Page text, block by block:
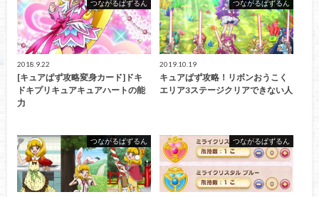
つながるぱずるん
2018.9.22
[キュアぱず攻略変身カード]ドキ
ドキプリキュアキュアハートの能
力
つながるぱずるん
2019.10.19
キュアぱず攻略！リボンおうこく
エリア3ステージクリアできない人
つながるぱずるん つながるぱずるん